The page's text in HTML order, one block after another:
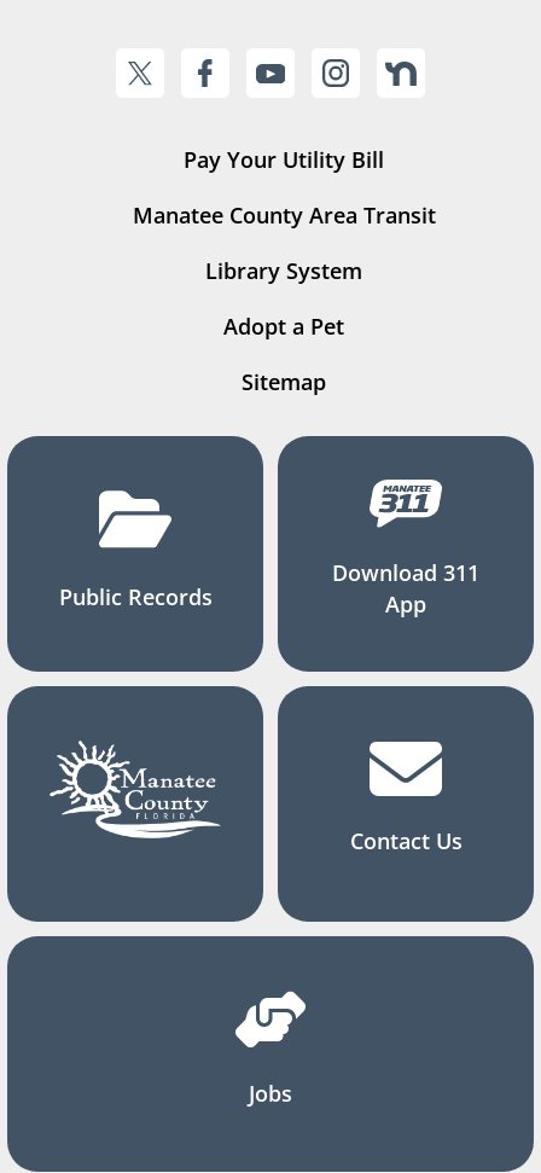
Pay Your Utility Bill
Manatee County Area Transit
Library System
Adopt a Pet
Sitemap
Public Records
Download 311
App
Contact Us
Jobs